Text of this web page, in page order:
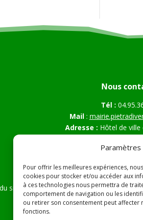
Paramètres
Pour offrir les meilleures expériences,
cookies pour stocker et/ou accéder aux
à ces technologies nous permettra de
comportement de navigation ou les
ou retirer son consentement peut affecter
fonctions.
Nous
Tél :
Mail:
Adresse : Hôtel de ville
20230 Pietra
site – Mentions Légales